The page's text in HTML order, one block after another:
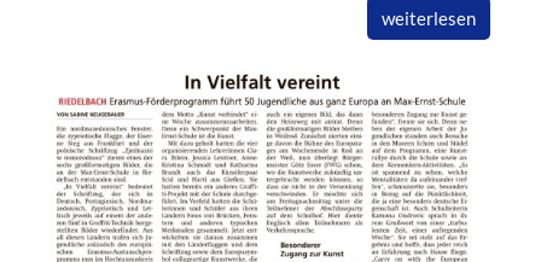
weiterlesen